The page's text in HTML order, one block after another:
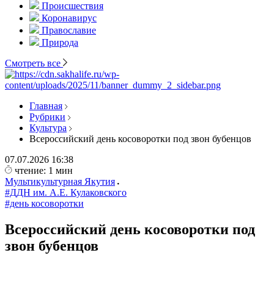
Происшествия
Коронавирус
Православие
Природа
Смотреть все
Главная
Рубрики
Культура
Всероссийский день косоворотки под звон бубенцов
07.07.2026 16:38
чтение: 1 мин
Мультикультурная Якутия
#ДДН им. А.Е. Кулаковского
#день косоворотки
Всероссийский день косоворотки под
звон бубенцов